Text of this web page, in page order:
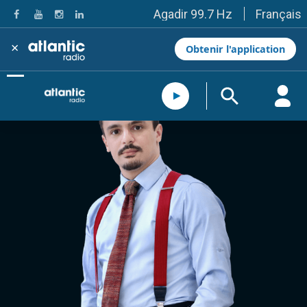
Agadir 99.7 Hz
Tanger 103.3 Hz
Tétouan 87.8 Hz
Fès 98.8 Hz
Meknès 97.2 Hz
El Jadida 97.3
Settat 104,6
Essaouira 96.6
Taounate 95.6
Tiznit 103.1
SkhourRhamna 92.2
Taroudant 104.9
Guelmim 91.9
Tan-Tan 95.2
Tafraout 104.9
Casablanca 92.5 Hz
Rabat, Salé 106.9 Hz
Marrakech 90.5 Hz
Français
× Obtenir l'application